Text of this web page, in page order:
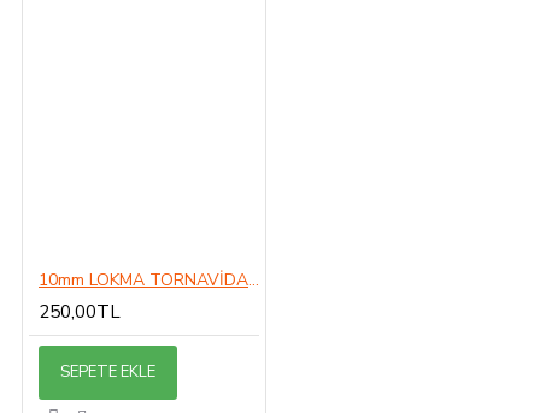
10mm LOKMA TORNAVİDA 10MM
250,00TL
SEPETE EKLE